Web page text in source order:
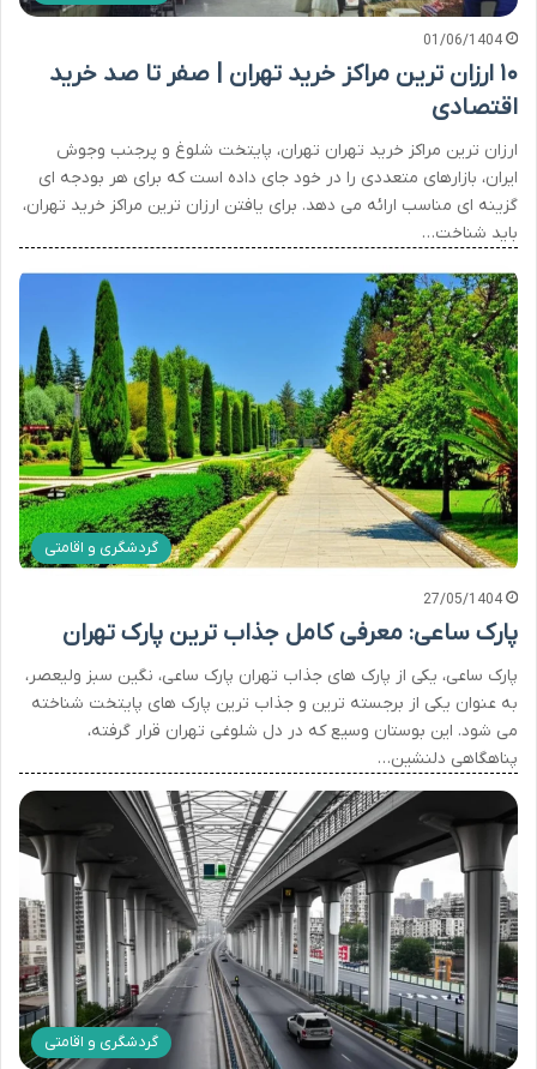
01/06/1404
۱۰ ارزان ترین مراکز خرید تهران | صفر تا صد خرید
اقتصادی
ارزان ترین مراکز خرید تهران تهران، پایتخت شلوغ و پرجنب وجوش
ایران، بازارهای متعددی را در خود جای داده است که برای هر بودجه ای
گزینه ای مناسب ارائه می دهد. برای یافتن ارزان ترین مراکز خرید تهران،
باید شناخت…
گردشگری و اقامتی
27/05/1404
پارک ساعی: معرفی کامل جذاب ترین پارک تهران
پارک ساعی، یکی از پارک های جذاب تهران پارک ساعی، نگین سبز ولیعصر،
به عنوان یکی از برجسته ترین و جذاب ترین پارک های پایتخت شناخته
می شود. این بوستان وسیع که در دل شلوغی تهران قرار گرفته،
پناهگاهی دلنشین…
گردشگری و اقامتی